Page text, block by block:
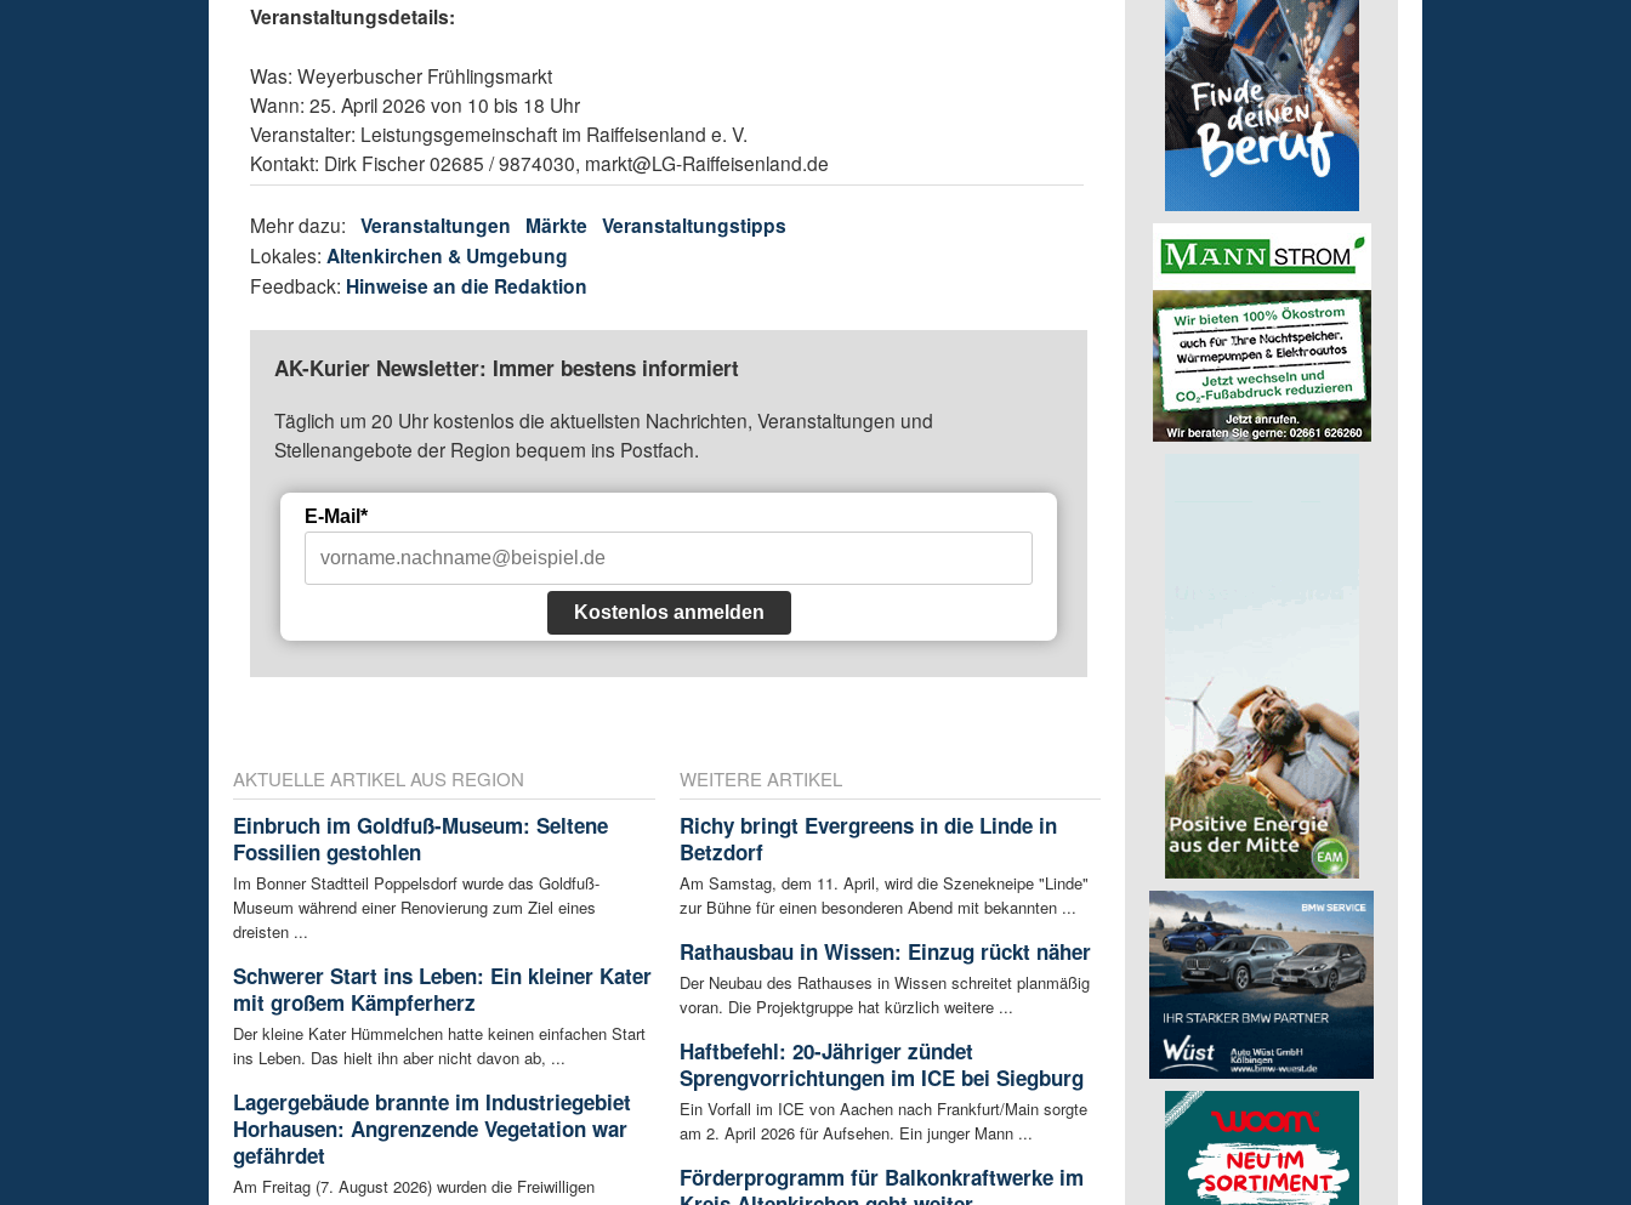
Veranstaltungsdetails:
Was: Weyerbuscher Frühlingsmarkt
Wann: 25. April 2026 von 10 bis 18 Uhr
Veranstalter: Leistungsgemeinschaft im Raiffeisenland e. V.
Kontakt: Dirk Fischer 02685 / 9874030, markt@LG-Raiffeisenland.de
Mehr dazu:Veranstaltungen Märkte Veranstaltungstipps
Lokales:Altenkirchen & Umgebung
Feedback: Hinweise an die Redaktion
AK-Kurier Newsletter: Immer bestens informiert
Täglich um 20 Uhr kostenlos die aktuellsten Nachrichten, Veranstaltungen und
Stellenangebote der Region bequem ins Postfach.
E-Mail*
Kostenlos anmelden
AKTUELLE ARTIKEL AUS REGION
Einbruch im Goldfuß-Museum: Seltene
Fossilien gestohlen
Im Bonner Stadtteil Poppelsdorf wurde das Goldfuß-
Museum während einer Renovierung zum Ziel eines
dreisten ...
Schwerer Start ins Leben: Ein kleiner Kater
mit großem Kämpferherz
Der kleine Kater Hümmelchen hatte keinen einfachen Start
ins Leben. Das hielt ihn aber nicht davon ab, ...
Lagergebäude brannte im Industriegebiet
Horhausen: Angrenzende Vegetation war
gefährdet
Am Freitag (7. August 2026) wurden die Freiwilligen
WEITERE ARTIKEL
Richy bringt Evergreens in die Linde in
Betzdorf
Am Samstag, dem 11. April, wird die Szenekneipe "Linde"
zur Bühne für einen besonderen Abend mit bekannten ...
Rathausbau in Wissen: Einzug rückt näher
Der Neubau des Rathauses in Wissen schreitet planmäßig
voran. Die Projektgruppe hat kürzlich weitere ...
Haftbefehl: 20-Jähriger zündet
Sprengvorrichtungen im ICE bei Siegburg
Ein Vorfall im ICE von Aachen nach Frankfurt/Main sorgte
am 2. April 2026 für Aufsehen. Ein junger Mann ...
Förderprogramm für Balkonkraftwerke im